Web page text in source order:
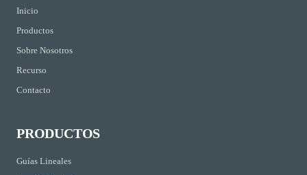
Inicio
Productos
Sobre Nosotros
Recurso
Contacto
PRODUCTOS
Guías Lineales